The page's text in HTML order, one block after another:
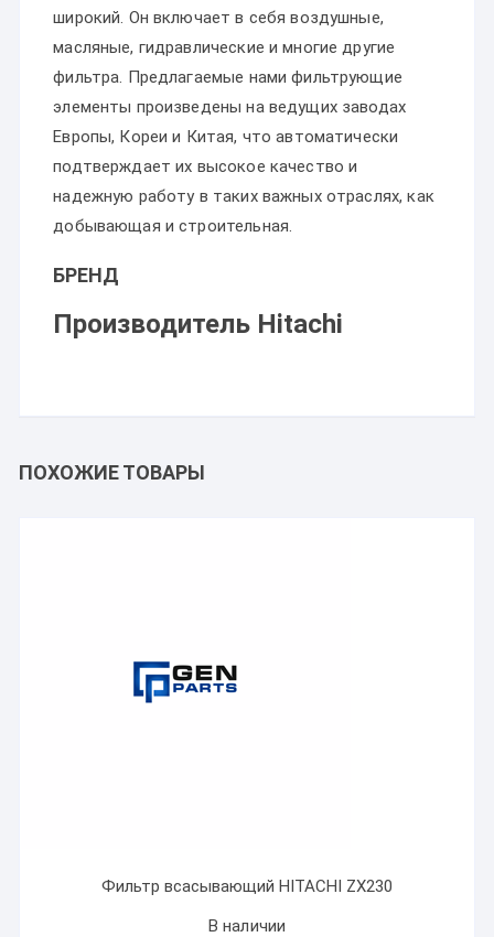
широкий. Он включает в себя воздушные,
масляные, гидравлические и многие другие
фильтра. Предлагаемые нами фильтрующие
элементы произведены на ведущих заводах
Европы, Кореи и Китая, что автоматически
подтверждает их высокое качество и
надежную работу в таких важных отраслях, как
добывающая и строительная.
БРЕНД
Производитель Hitachi
ПОХОЖИЕ ТОВАРЫ
Фильтр всасывающий HITACHI ZX230
В наличии